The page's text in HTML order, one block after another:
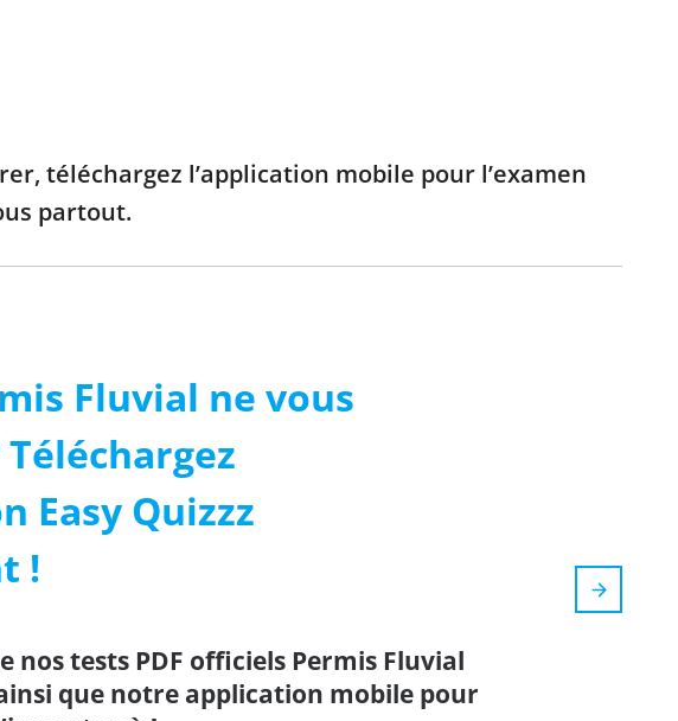
téléchargez l’application mobile pour l’examen
partout.
Fluvial ne vous
Easy Quizzz
!
nos tests PDF officiels Permis Fluvial
que notre application mobile pour